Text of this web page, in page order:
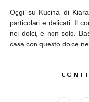
Oggi su Kucina di
particolari e delicati. Il
nei dolci, e non solo.
casa con questo dolce